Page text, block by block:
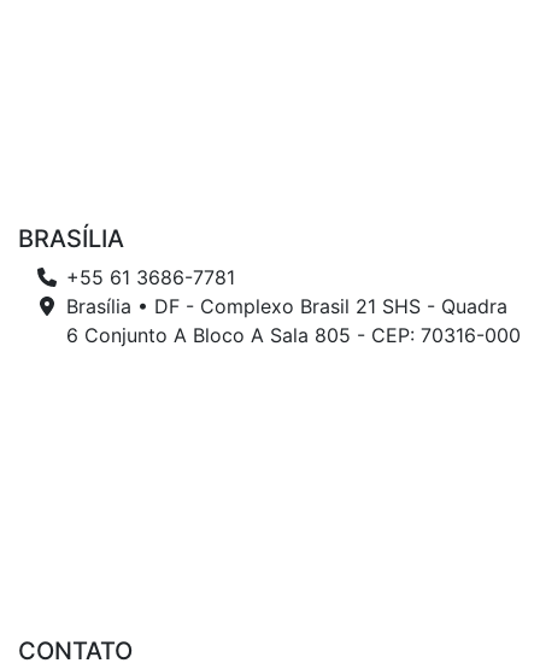
BRASÍLIA
+55 61 3686-7781
Brasília • DF - Complexo Brasil 21 SHS - Quadra
6 Conjunto A Bloco A Sala 805 - CEP: 70316-000
CONTATO